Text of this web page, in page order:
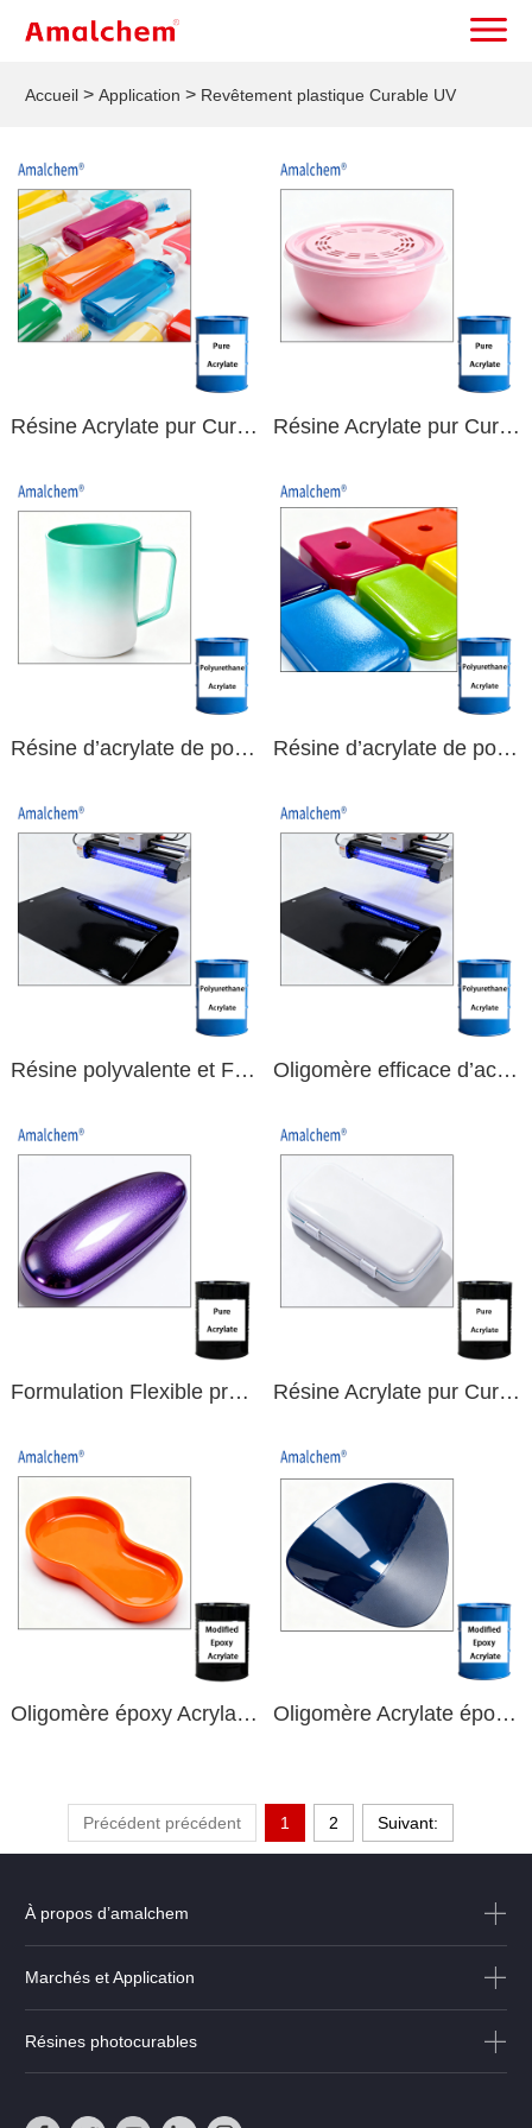
Accueil> Application > Revêtement plastique Curable UV
Résine Acrylate pur Curable UV haute flexibilité pour substrats PP exigeants Résine Acrylate pur Curable UV de qualité professionnelle pour des finitions PP hautes performances
Résine d’acrylate de polyuréthane Curable UV fiable par pulvérisation pour revêtements PP de haute qualité Résine d’acrylate de polyuréthane Curable UV à haute dureté innovante pour les Applications PVC exigeantes
Résine polyvalente et Flexible d’acrylate de polyuréthane Curable aux UV pour des revêtements en plastique PVC durables Oligomère efficace d’acrylate de polyuréthane de dureté modérée pour les revêtements UV de PVC à haute adhérence
Formulation Flexible professionnelle résine Acrylate pur Curable UV pour PVC Résine Acrylate pur Curable UV fiable à haute dureté pour revêtements PVC durables
Oligomère époxy Acrylate modifié à haute dureté avec durcissement rapide pour les revêtements UV en plastique ABS Oligomère Acrylate époxy modifié à durcissement rapide fiable avec une flexibilité supérieure pour les revêtements ABS curables aux uv
Précédent précédent 1 2 Suivant:
À propos d’amalchem
Marchés et Application
Résines photocurables